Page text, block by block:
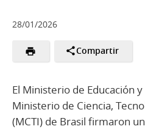
28/01/2026
Compartir
El Ministerio de Educación
Ministerio de Ciencia,
(MCTI) de Brasil firmaron